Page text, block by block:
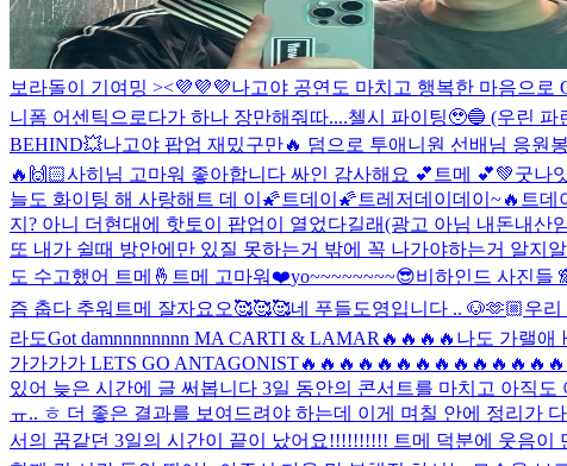
보라돌이 기여밍 ><💜💜💜나고야 공연도 마치고 행복한 마음으로
니폼 어센틱으로다가 하나 장만해줘따....첼시 파이팅🥹🔵 (우린
BEHIND💥나고야 팝업 재밌구만🔥 덤으로 투애니원 선배님 응원
🔥 🙌🏻사히님 고마워 좋아합니다 싸인 감사해요 💕 트메 💕💚굿나
늘도 화이팅 해 사랑해 트 데 이 🌠트데이🌠 트레저데이데이~🔥 트데
지? 아니 더현대에 핫토이 팝업이 열었다길래(광고 아님 내돈내
또 내가 쉴때 방안에만 있질 못하는거 밖에 꼭 나가야하는거 알지
도 수고했어 트메🤞 트메 고마워❤️yo~~~~~~~~😎비하인드 사진들
즘 춥다 추워 트메 잘자요오🥰🥰🥰네 푸들도영입니다 .. 🐶🫶🏼우
라도Got damnnnnnnnn MA CARTI & LAMAR🔥🔥🔥🔥나도 가랠
가가가가 LETS GO
있어 늦은 시간에 글 써봅니다 3일 동안의 콘서트를 마치고 아직
ㅠ.. ㅎ 더 좋은 결과를 보여드려야 하는데 이게 며칠 안에 정리가
서의 꿈같던 3일의 시간이 끝이 났어요!!!!!!!!!! 트메 덕분에 웃음